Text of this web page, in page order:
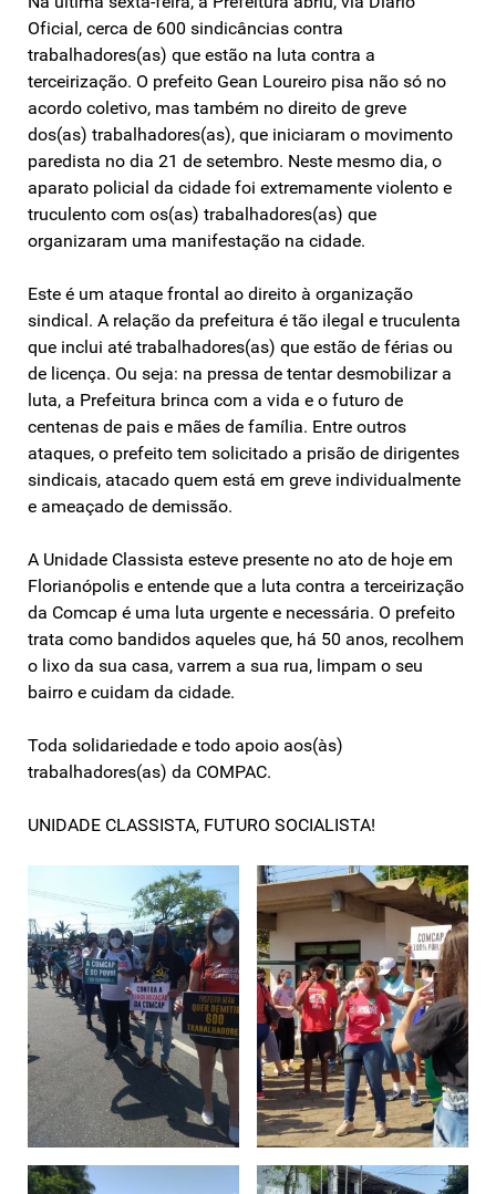
Oficial, cerca de 600 sindicâncias contra
trabalhadores(as) que estão na luta contra a
terceirização. O prefeito Gean Loureiro pisa não só no
acordo coletivo, mas também no direito de greve
dos(as) trabalhadores(as), que iniciaram o movimento
paredista no dia 21 de setembro. Neste mesmo dia, o
aparato policial da cidade foi extremamente violento e
truculento com os(as) trabalhadores(as) que
organizaram uma manifestação na cidade.
Este é um ataque frontal ao direito à organização
sindical. A relação da prefeitura é tão ilegal e truculenta
que inclui até trabalhadores(as) que estão de férias ou
de licença. Ou seja: na pressa de tentar desmobilizar a
luta, a Prefeitura brinca com a vida e o futuro de
centenas de pais e mães de família. Entre outros
ataques, o prefeito tem solicitado a prisão de dirigentes
sindicais, atacado quem está em greve individualmente
e ameaçado de demissão.
A Unidade Classista esteve presente no ato de hoje em
Florianópolis e entende que a luta contra a terceirização
da Comcap é uma luta urgente e necessária. O prefeito
trata como bandidos aqueles que, há 50 anos, recolhem
o lixo da sua casa, varrem a sua rua, limpam o seu
bairro e cuidam da cidade.
Toda solidariedade e todo apoio aos(às)
trabalhadores(as) da COMPAC.
UNIDADE CLASSISTA, FUTURO SOCIALISTA!